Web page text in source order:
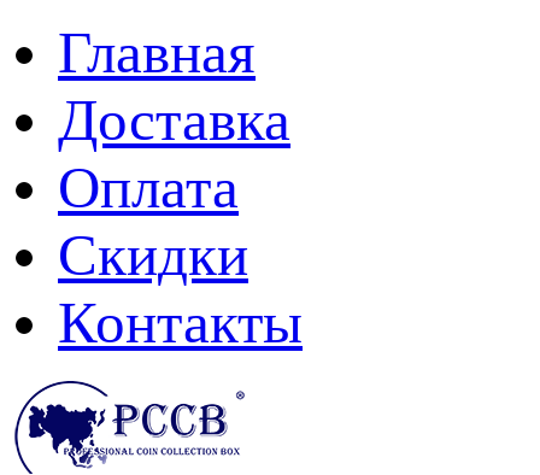
Главная
Доставка
Оплата
Скидки
Контакты